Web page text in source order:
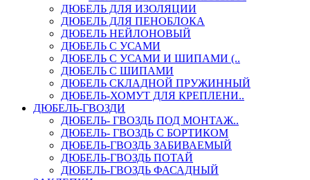
ДЮБЕЛЬ ДЛЯ ИЗОЛЯЦИИ
ДЮБЕЛЬ ДЛЯ ПЕНОБЛОКА
ДЮБЕЛЬ НЕЙЛОНОВЫЙ
ДЮБЕЛЬ С УСАМИ
ДЮБЕЛЬ С УСАМИ И ШИПАМИ (..
ДЮБЕЛЬ С ШИПАМИ
ДЮБЕЛЬ СКЛАДНОЙ ПРУЖИННЫЙ
ДЮБЕЛЬ-ХОМУТ ДЛЯ КРЕПЛЕНИ..
ДЮБЕЛЬ-ГВОЗДИ
ДЮБЕЛЬ- ГВОЗДЬ ПОД МОНТАЖ..
ДЮБЕЛЬ- ГВОЗДЬ С БОРТИКОМ
ДЮБЕЛЬ-ГВОЗДЬ ЗАБИВАЕМЫЙ
ДЮБЕЛЬ-ГВОЗДЬ ПОТАЙ
ДЮБЕЛЬ-ГВОЗДЬ ФАСАДНЫЙ